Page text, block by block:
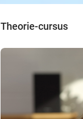
Theorie-cursus